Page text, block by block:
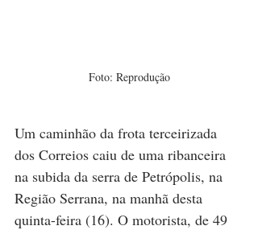
Foto: Reprodução
Um caminhão da frota terceirizada
dos Correios caiu de uma ribanceira
na subida da serra de Petrópolis, na
Região Serrana, na manhã desta
quinta-feira (16). O motorista, de 49